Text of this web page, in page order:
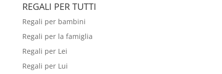
REGALI PER TUTTI
Regali per bambini
Regali per la famiglia
Regali per Lei
Regali per Lui